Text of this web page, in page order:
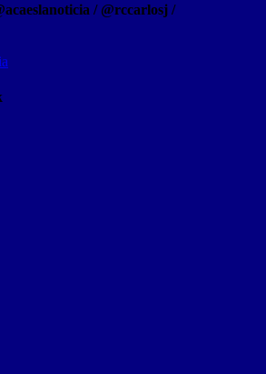
/ @rccarlosj /